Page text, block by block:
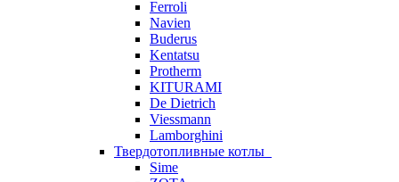
Ferroli
Navien
Buderus
Kentatsu
Protherm
KITURAMI
De Dietrich
Viessmann
Lamborghini
Твердотопливные котлы
Sime